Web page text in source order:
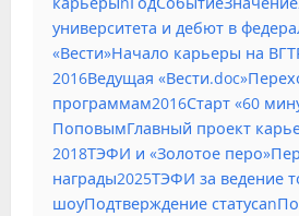
университета и дебют в
«Вести»Начало карьеры на
2016Ведущая
программам2016Старт «60
ПоповымГлавный проект
2018ТЭФИ и «Золотое
награды2025ТЭФИ за ведение
шоуПодтверждение